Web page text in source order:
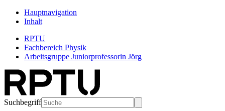
Hauptnavigation
Inhalt
RPTU
Fachbereich Physik
Arbeitsgruppe Juniorprofessorin Jörg
Suchbegriff